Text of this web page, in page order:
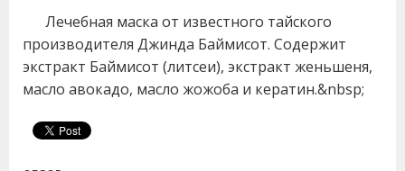
Лечебная маска от известного тайского
производителя Джинда Баймисот. Содержит
экстракт Баймисот (литсеи), экстракт женьшеня,
масло авокадо, масло жожоба и кератин.&nbsp;